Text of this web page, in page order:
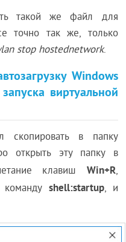
такой же файл для
точно так же, только
stop hostednetwork.
Windows
виртуальной
в папку
открыть эту папку в
клавиш Win+R,
shell:startup, и